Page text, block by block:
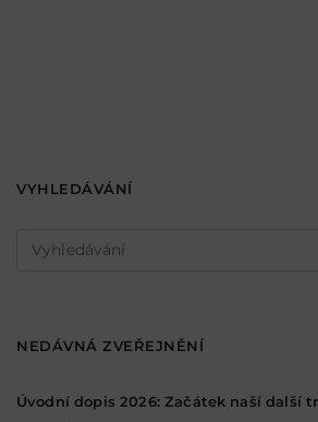
VYHLEDÁVÁNÍ
Vyhledávání
NEDÁVNÁ ZVEŘEJNĚNÍ
Úvodní dopis 2026: Začátek naší další